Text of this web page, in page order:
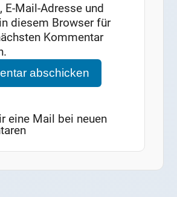
E-Mail-Adresse und
diesem Browser für
Kommentar
eine Mail bei neuen